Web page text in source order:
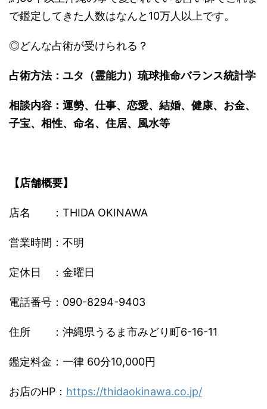
で鑑定してき た人数はなんと10万人以上です。
◎どんな占術が受けられる？
占術方法：ユタ（霊能力）琉球推命バランス統計学
相談内容：運勢、仕事、恋愛、結婚、健康、お金、
子宝、相性、 命名、住居、風水等
【店舗概要】
店名 ：THIDA OKINAWA
営業時間：不明
定休日 ：金曜日
電話番号：090-8294-9403
住所 ：沖縄県うるま市みどり町6-16-11
鑑定料金：一律 60分10,000円
お店のHP： https://thidaokinawa.co.jp/